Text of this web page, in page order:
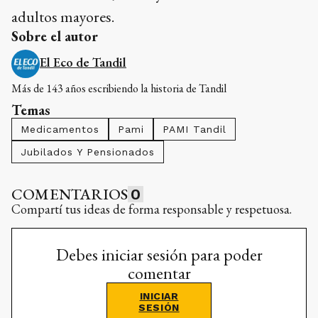
adultos mayores.
Sobre el autor
El Eco de Tandil
Más de 143 años escribiendo la historia de Tandil
Temas
Medicamentos Pami
PAMI Tandil
Jubilados Y Pensionados
COMENTARIOS 0
Compartí tus ideas de forma responsable y respetuosa.
Debes iniciar sesión para poder
comentar
INICIAR
SESIÓN